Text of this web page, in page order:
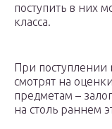
поступить в них
класса.
При поступлении
смотрят на
предметам –
на столь раннем